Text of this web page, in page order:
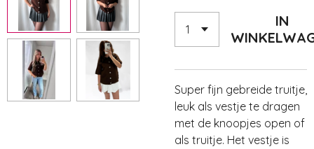
IN
Super fijn gebreide truitje,
leuk als vestje te dragen
met de knoopjes open of
als truitje. Het vestje is